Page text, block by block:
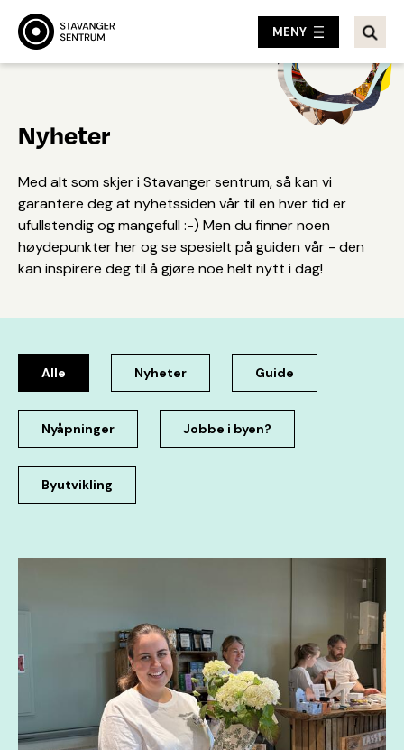
MENY
Nyheter
Med alt som skjer i Stavanger sentrum, så kan vi
garantere deg at nyhetssiden vår til en hver tid er
ufullstendig og mangefull :-) Men du finner noen
høydepunkter her og se spesielt på guiden vår - den
kan inspirere deg til å gjøre noe helt nytt i dag!
Alle Nyheter Guide
Nyåpninger Jobbe i byen?
Byutvikling